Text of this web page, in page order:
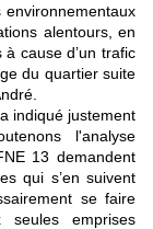
alentours, en
cause d’un trafic
du quartier suite
indiqué justement
l'analyse
13 demandent
qui s’en suivent
se faire
emprises